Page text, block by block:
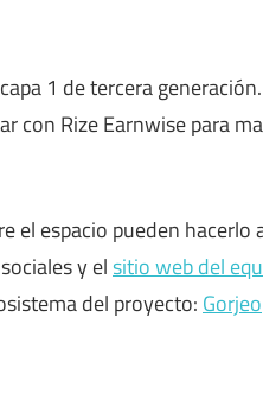
1 de tercera
con Rize Earnwise para
el espacio pueden hacerlo
y elsitio web del
del proyecto: Gorjeo